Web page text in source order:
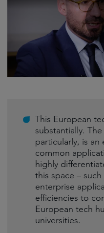
This European
substantially.
particularly, is
common
highly
this space –
enterprise
efficiencies to
European tech
universities.